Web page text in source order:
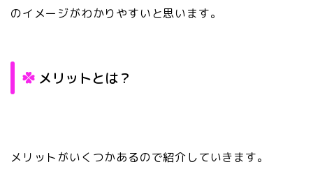
のイメージがわかりやすいと思います。
メリットとは？
メリットがいくつかあるので紹介していきます。